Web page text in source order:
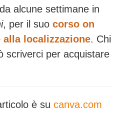
alcune settimane in
, per il suo corso on
alla localizzazione. Chi
scriverci per acquistare
è su canva.com